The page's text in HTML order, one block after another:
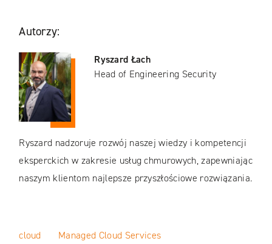
Autorzy:
Ryszard Łach
Head of Engineering Security
Ryszard nadzoruje rozwój naszej wiedzy i kompetencji
eksperckich w zakresie usług chmurowych, zapewniając
naszym klientom najlepsze przyszłościowe rozwiązania.
cloud Managed Cloud Services